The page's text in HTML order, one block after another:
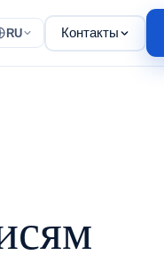
RU Контакты